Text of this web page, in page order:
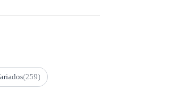
(259)